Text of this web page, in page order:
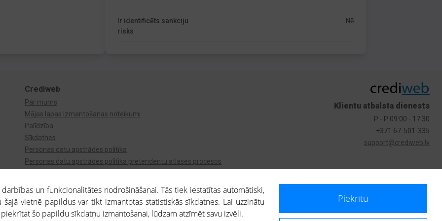
Ir identificēts sankciju
risks
Nē
Crediweb
Par mums
Mājas lapas izmantošanas noteikumi
Palīdzība
Sīkdatnes
Personas datu apstrādes politika
Personas datu apstrādes politika pretendentu atlases procesos
Klientu atbalsta dienests
P - P 09:00 - 17:30
+371 67-501-335
support@crediweb.lv
un funkcionalitātes nodrošināšanai. Tās tiek iestatītas automātiski,
vietnē papildus var tikt izmantotas statistiskās sīkdatnes. Lai uzzinātu
piekrītat šo papildu sīkdatņu izmantošanai, lūdzam atzīmēt savu izvēli.
Piekrītu